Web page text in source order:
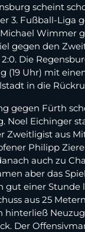
scheint
3. Fußball-Liga
Wimmer
gegen den
Die
(19 Uhr) mit
in die
gegen Fürth
Noel Eichinger
Zweitligist aus
Philipp
auch zu
aber das
gut einer Stunde
aus 25
hinterließ
Der